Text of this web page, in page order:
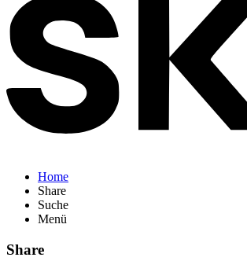
Home
Share
Suche
Menü
Share